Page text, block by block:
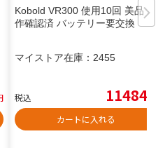
Kobold VR300 使用10回 美品 動
作確認済 バッテリー要交換
マイストア在庫： 2455
税込 11484
カートに入れる